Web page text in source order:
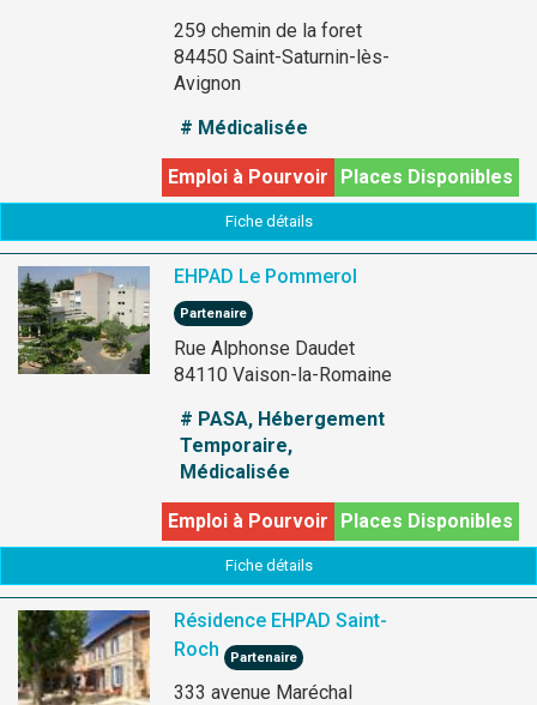
259 chemin de la foret
84450 Saint-Saturnin-lès-
Avignon
# Médicalisée
Places Disponibles
Emploi à Pourvoir
Fiche détails
EHPAD Le Pommerol
Partenaire
Rue Alphonse Daudet
84110 Vaison-la-Romaine
# PASA, Hébergement
Temporaire,
Médicalisée
Places Disponibles
Emploi à Pourvoir
Fiche détails
Résidence EHPAD Saint-
Roch
Partenaire
333 avenue Maréchal